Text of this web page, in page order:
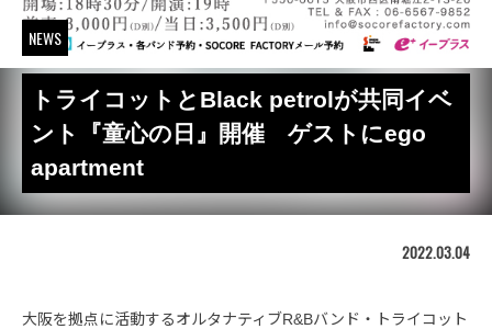
NEWS
トライコットとBlack petrolが共同イベ
ント『童心の日』開催 ゲストにego
apartment
2022.03.04
大阪を拠点に活動するオルタナティブR&Bバンド・トライコット